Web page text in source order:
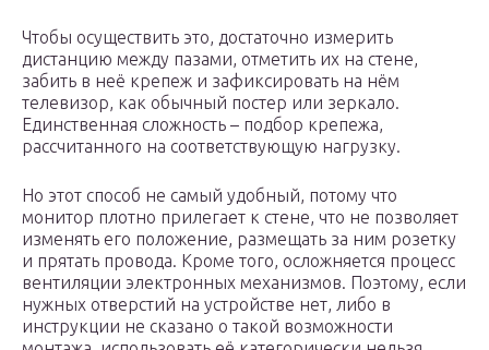
Чтобы осуществить это, достаточно измерить
дистанцию между пазами, отметить их на стене,
забить в неё крепеж и зафиксировать на нём
телевизор, как обычный постер или зеркало.
Единственная сложность – подбор крепежа,
рассчитанного на соответствующую нагрузку.
Но этот способ не самый удобный, потому что
монитор плотно прилегает к стене, что не позволяет
изменять его положение, размещать за ним розетку
и прятать провода. Кроме того, осложняется процесс
вентиляции электронных механизмов. Поэтому, если
нужных отверстий на устройстве нет, либо в
инструкции не сказано о такой возможности